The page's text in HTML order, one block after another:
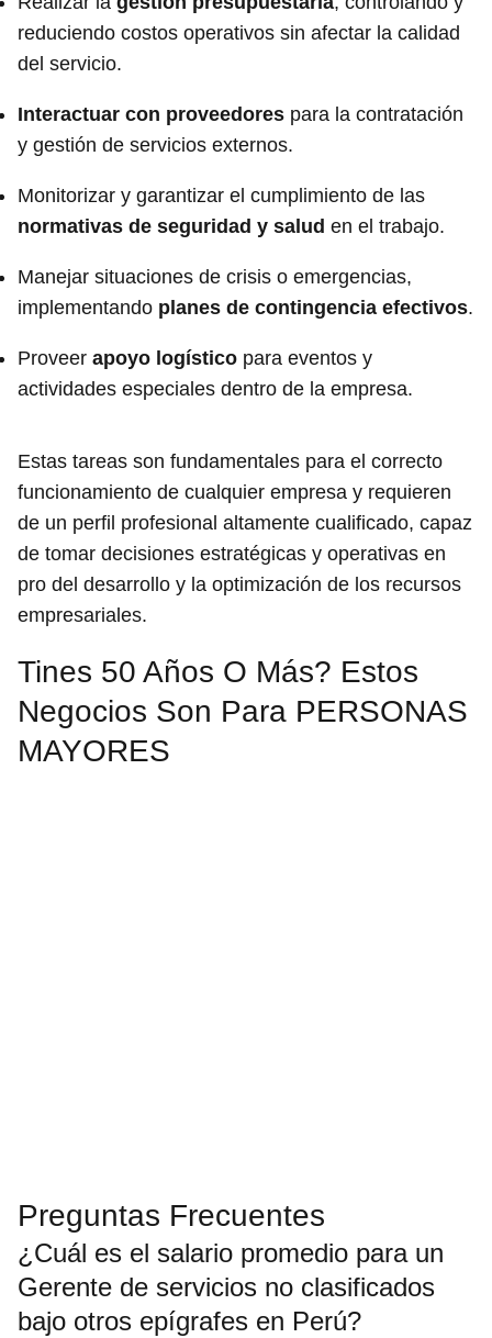
reduciendo costos operativos sin afectar la calidad
del servicio.
Interactuar con proveedores para la contratación
y gestión de servicios externos.
Monitorizar y garantizar el cumplimiento de las
normativas de seguridad y salud en el trabajo.
Manejar situaciones de crisis o emergencias,
implementando planes de contingencia efectivos.
Proveer apoyo logístico para eventos y
actividades especiales dentro de la empresa.
Estas tareas son fundamentales para el correcto
funcionamiento de cualquier empresa y requieren
de un perfil profesional altamente cualificado, capaz
de tomar decisiones estratégicas y operativas en
pro del desarrollo y la optimización de los recursos
empresariales.
Tines 50 Años O Más? Estos
Negocios Son Para PERSONAS
MAYORES
Preguntas Frecuentes
¿Cuál es el salario promedio para un
Gerente de servicios no clasificados
bajo otros epígrafes en Perú?